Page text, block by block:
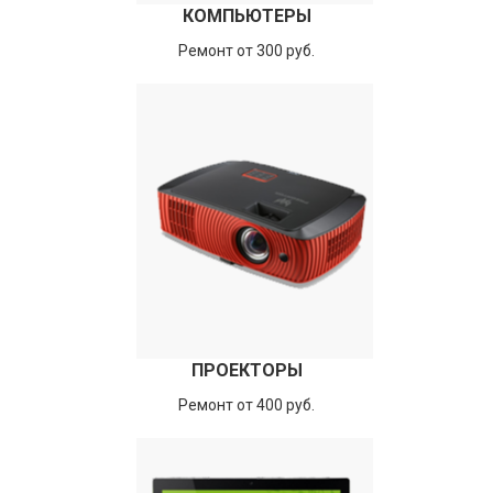
КОМПЬЮТЕРЫ
Ремонт от 300 руб.
ПРОЕКТОРЫ
Ремонт от 400 руб.